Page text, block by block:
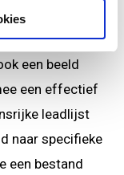
klantbeeld,
een beeld
een effectief
leadlijst
naar specifieke
een bestand